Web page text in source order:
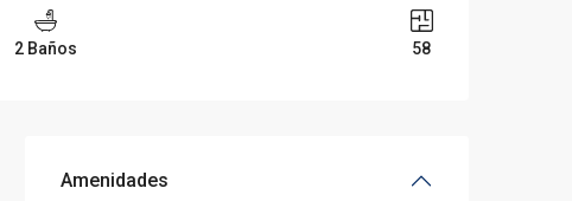
2 Baños 58
Amenidades